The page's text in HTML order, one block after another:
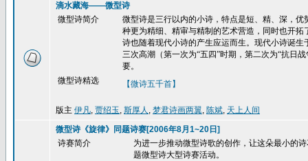
滴水藏海——微型诗
微型诗简介
微型诗是三行以内的小诗，特点是短、精、深，
种更为精细、精审与精制的艺术营造，同时也开
诗也随着现代小诗的产生应运而生。现代小诗诞
三次高潮（第一次为“五四”时期，第二次为“抗日
要。
微型诗精选
【微诗五千首】
版主 伊凡, 贾绍玉, 斯厚人 , 梦君诗画两翼, 陈斌, 天上人间
微型诗《旋律》同题诗赛[2006年8月1~20日]
诗赛简介
为进一步推动微型诗歌的创作，让这朵最小的
题微型诗大型诗赛活动。